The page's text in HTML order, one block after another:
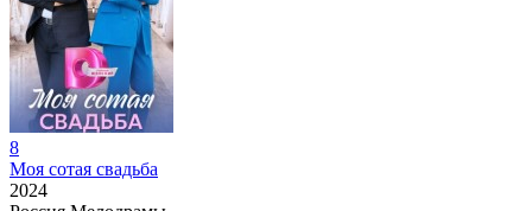
8
Моя сотая свадьба
2024